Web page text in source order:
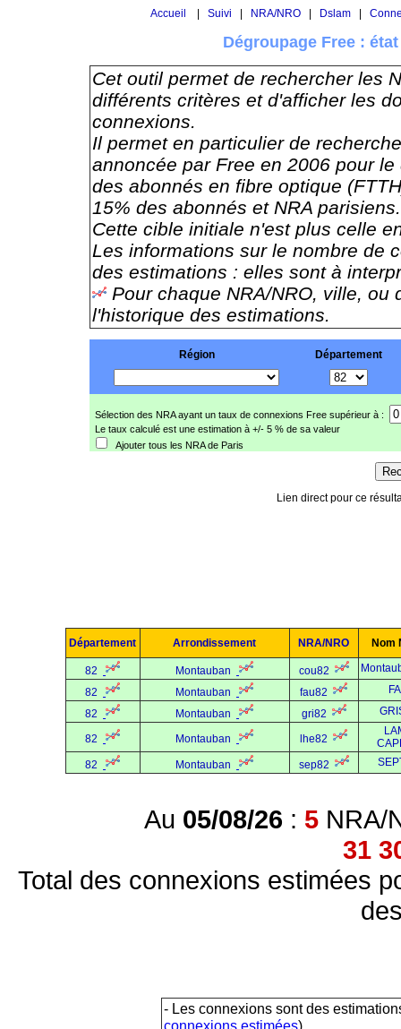
Accueil Suivi NRA/NRO| Dslam|
Dégroupage Free :
Cet outil permet de rechercher les
différents critères et d'afficher les
connexions.
Il permet en particulier de
annoncée par Free en 2006 pour
des abonnés en fibre optique
15% des abonnés et NRA parisiens.
Cette cible initiale n'est plus celle
Les informations sur le nombre de
des estimations : elles sont à
Pour chaque NRA/NRO, ville,
l'historique des estimations.
Région Département
Sélection des NRA ayant un taux de connexions Free supérieur à :
Le taux calculé est une estimation à +/- 5 % de sa valeur
Ajouter tous les NRA de Paris
Lien direct pour ce
Département Arrondissement NRA/NRO Nom
82 Montauban cou82
82
Montauban fau82
82
Montauban gri82
82 Montauban lhe82
82
Montauban sep82
Au 05/08/26 : 5 NRA/
31
Total des connexions estimées
- Les connexions sont des
connexions estimées)